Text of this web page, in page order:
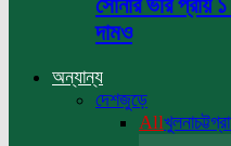
সোনার ভরি প্রায়
দামও
অন্যান্য
দেশজুড়ে
Allখুলনা